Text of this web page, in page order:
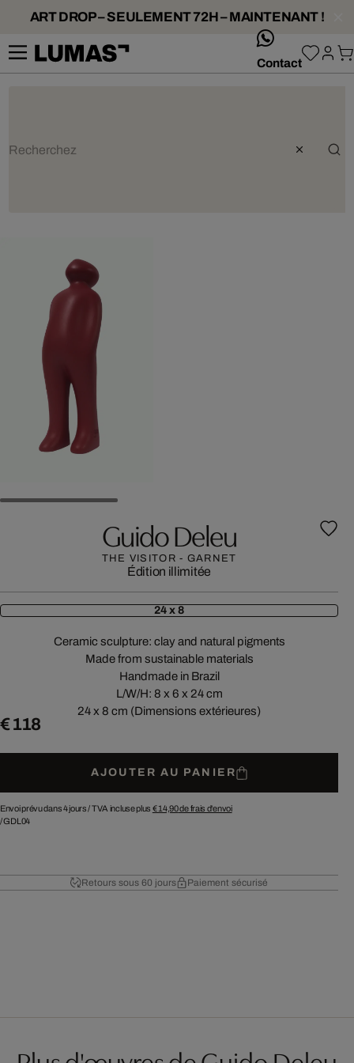
ART DROP – SEULEMENT 72H – MAINTENANT !
Contact
Guido Deleu
THE VISITOR - GARNET
Édition illimitée
24 x 8
Ceramic sculpture: clay and natural pigments
Made from sustainable materials
Handmade in Brazil
L/W/H: 8 x 6 x 24 cm
24 x 8 cm (Dimensions extérieures)
€ 118
AJOUTER AU PANIER
Envoi prévu dans 4 jours /TVA incluse plus € 14,90de frais d'envoi
/GDL04
Retours sous 60 jours Paiement sécurisé